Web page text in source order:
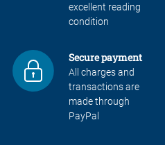
excellent reading
condition
Secure payment
All charges and
transactions are
made through
PayPal